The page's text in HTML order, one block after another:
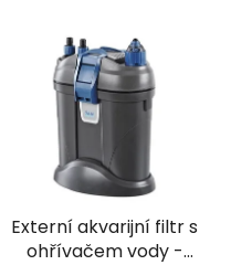
Externí akvarijní filtr s
ohřívačem vody -